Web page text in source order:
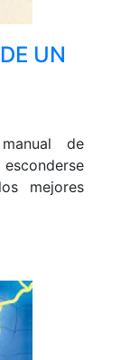
UN
de
mejores